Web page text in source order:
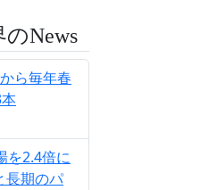
News
ら毎年春
を2.4倍に
長期のパ